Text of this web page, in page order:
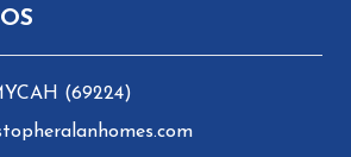
(69224)